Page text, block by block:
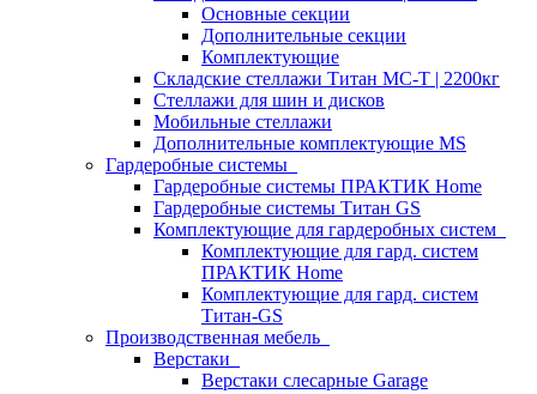
Основные секции
Дополнительные секции
Комплектующие
Складские стеллажи Титан МС-Т | 2200кг
Стеллажи для шин и дисков
Мобильные стеллажи
Дополнительные комплектующие MS
Гардеробные системы
Гардеробные системы ПРАКТИК Home
Гардеробные системы Титан GS
Комплектующие для гардеробных систем
Комплектующие для гард. систем
ПРАКТИК Home
Комплектующие для гард. систем
Титан-GS
Производственная мебель
Верстаки
Верстаки слесарные Garage